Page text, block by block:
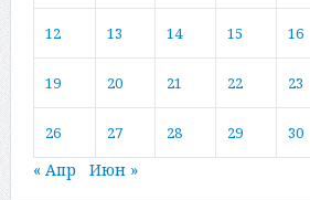
12 13 14 15 16
19 20 21 22 23
26 27 28 29 30
« Апр Июн »